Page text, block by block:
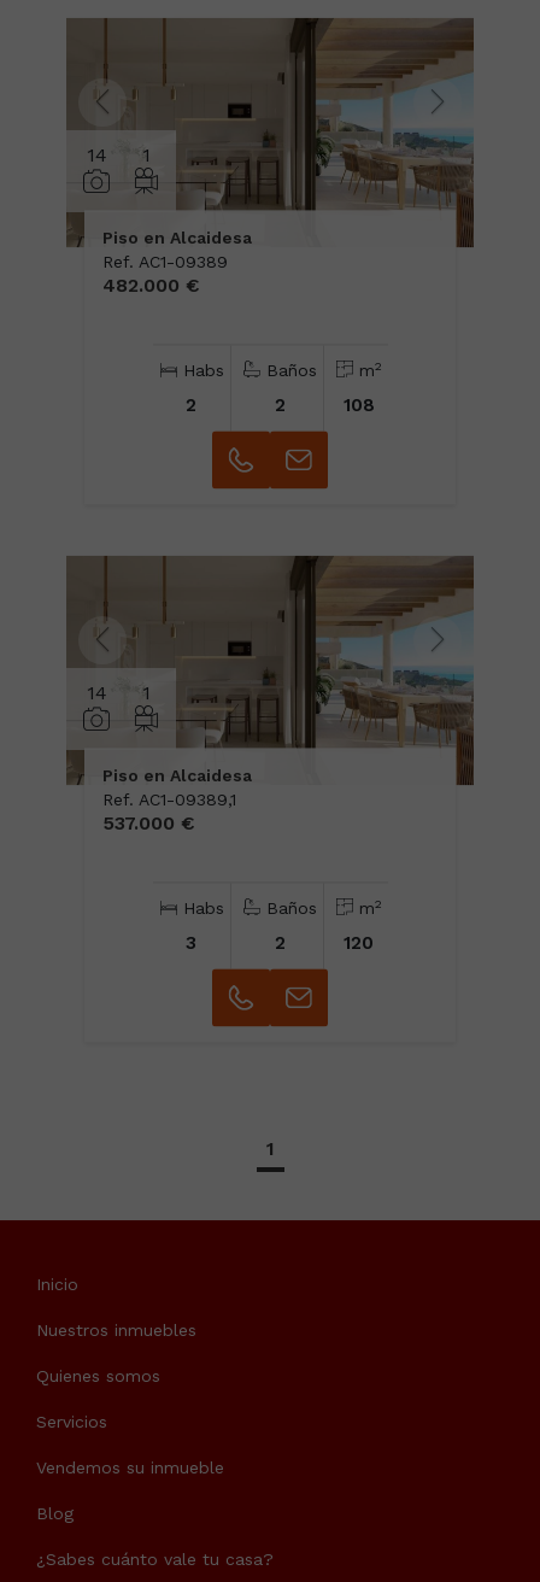
14 1
Piso en Alcaidesa
Ref. AC1-09389
482.000 €
Habs
2
Baños
2
m2
108
14 1
Piso en Alcaidesa
Ref. AC1-09389,1
537.000 €
Habs
3
Baños
2
m2
120
1
Inicio
Nuestros inmuebles
Quienes somos
Servicios
Vendemos su inmueble
Blog
¿Sabes cuánto vale tu casa?